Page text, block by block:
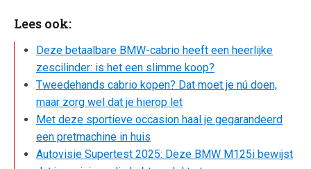
Lees ook:
Deze betaalbare BMW-cabrio heeft een heerlijke
zescilinder: is het een slimme koop?
Tweedehands cabrio kopen? Dat moet je nú doen,
maar zorg wel dat je hierop let
Met deze sportieve occasion haal je gegarandeerd
een pretmachine in huis
Autovisie Supertest 2025: Deze BMW M125i bewijst